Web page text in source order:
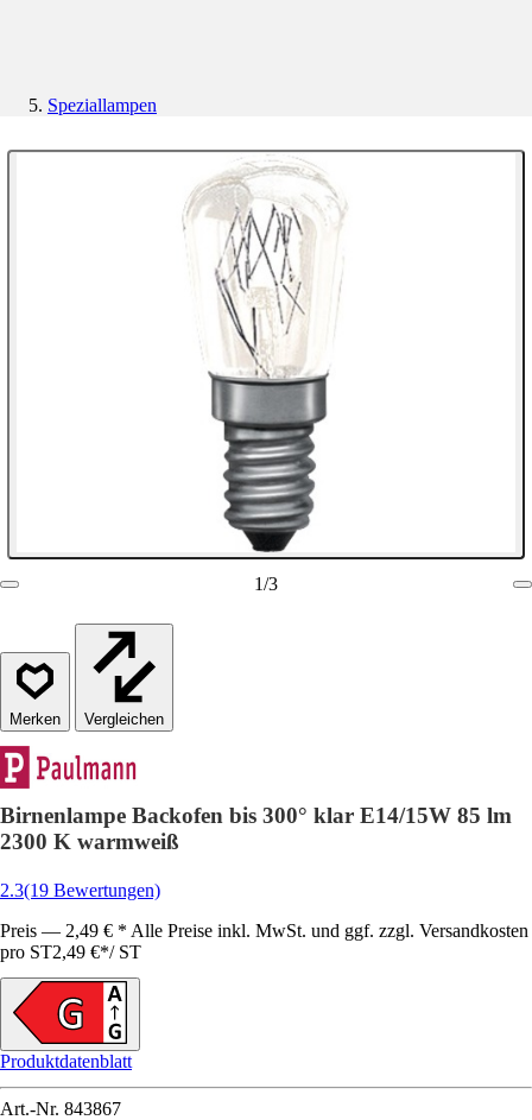
Speziallampen
1/3
Vergleichen
Birnenlampe Backofen bis 300° klar E14/15W 85 lm
2300 K warmweiß
2.3(19 Bewertungen)
Preis — 2,49 € * Alle Preise inkl. MwSt. und ggf. zzgl. Versandkosten
pro ST2,49 €*/ ST
Produktdatenblatt
Art.-Nr. 843867